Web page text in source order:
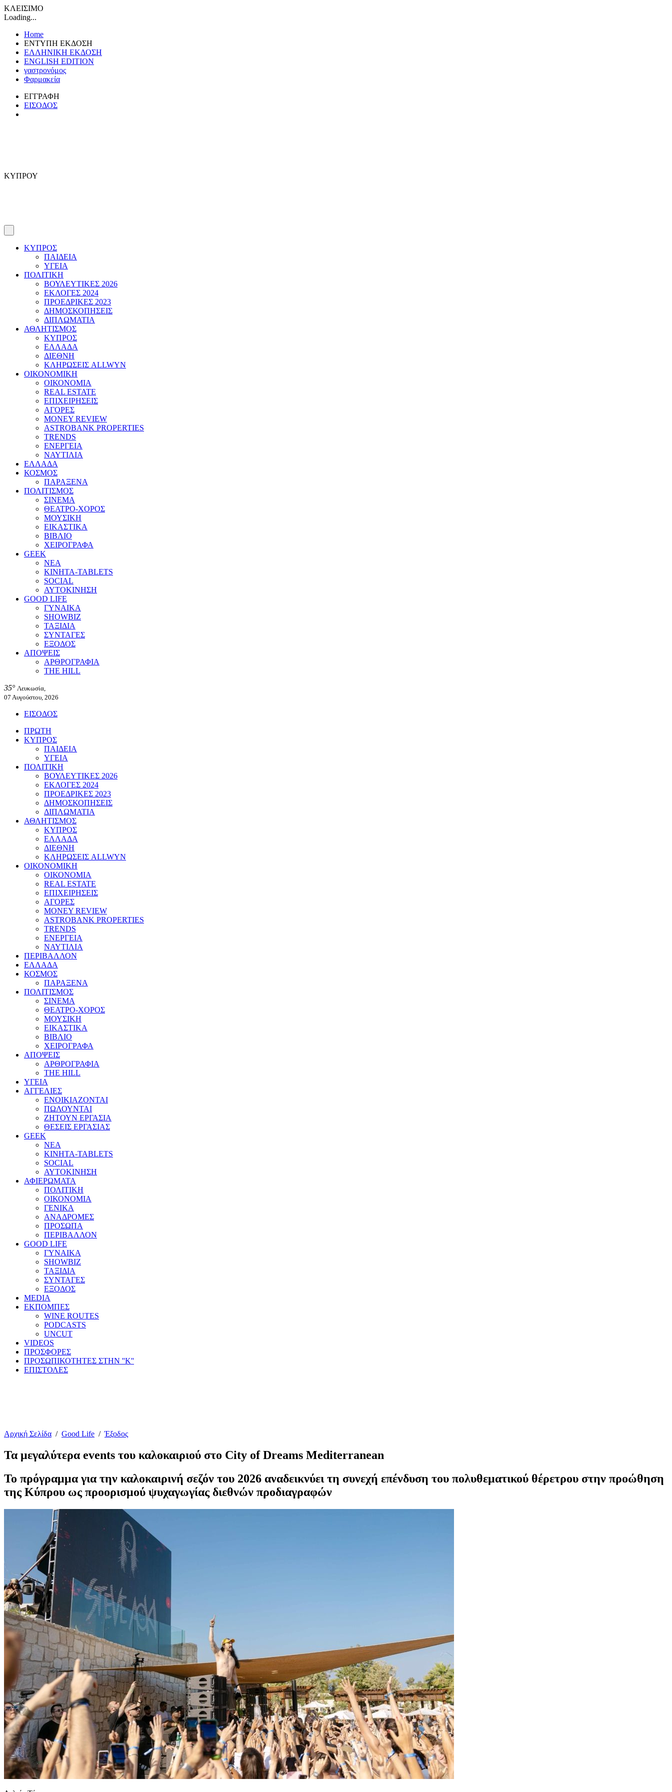
ΚΛΕΙΣΙΜΟ
Loading...
Home
ΕΝΤΥΠΗ ΕΚΔΟΣΗ
ΕΛΛΗΝΙΚΗ ΕΚΔΟΣΗ
ENGLISH EDITION
γαστρονόμος
Φαρμακεία
ΕΓΓΡΑΦΗ
ΕΙΣΟΔΟΣ
ΚΥΠΡΟΥ
ΚΥΠΡΟΣ
ΠΑΙΔΕΙΑ
ΥΓΕΙΑ
ΠΟΛΙΤΙΚΗ
ΒΟΥΛΕΥΤΙΚΕΣ 2026
ΕΚΛΟΓΕΣ 2024
ΠΡΟΕΔΡΙΚΕΣ 2023
ΔΗΜΟΣΚΟΠΗΣΕΙΣ
ΔΙΠΛΩΜΑΤΙΑ
ΑΘΛΗΤΙΣΜΟΣ
ΚΥΠΡΟΣ
ΕΛΛΑΔΑ
ΔΙΕΘΝΗ
ΚΛΗΡΩΣΕΙΣ ALLWYN
ΟΙΚΟΝΟΜΙΚΗ
ΟΙΚΟΝΟΜΙΑ
REAL ESTATE
ΕΠΙΧΕΙΡΗΣΕΙΣ
ΑΓΟΡΕΣ
MONEY REVIEW
ASTROBANK PROPERTIES
TRENDS
ΕΝΕΡΓΕΙΑ
ΝΑΥΤΙΛΙΑ
ΕΛΛΑΔΑ
ΚΟΣΜΟΣ
ΠΑΡΑΞΕΝΑ
ΠΟΛΙΤΙΣΜΟΣ
ΣΙΝΕΜΑ
ΘΕΑΤΡΟ-ΧΟΡΟΣ
ΜΟΥΣΙΚΗ
ΕΙΚΑΣΤΙΚΑ
ΒΙΒΛΙΟ
ΧΕΙΡΟΓΡΑΦΑ
GEEK
ΝΕΑ
ΚΙΝΗΤΑ-TABLETS
SOCIAL
ΑΥΤΟΚΙΝΗΣΗ
GOOD LIFE
ΓΥΝΑΙΚΑ
SHOWBIZ
ΤΑΞΙΔΙΑ
ΣΥΝΤΑΓΕΣ
ΕΞΟΔΟΣ
ΑΠΟΨΕΙΣ
ΑΡΘΡΟΓΡΑΦΙΑ
THE HILL
35° Λευκωσία,
07 Αυγούστου, 2026
ΕΙΣΟΔΟΣ
ΠΡΩΤΗ
ΚΥΠΡΟΣ
ΠΑΙΔΕΙΑ
ΥΓΕΙΑ
ΠΟΛΙΤΙΚΗ
ΒΟΥΛΕΥΤΙΚΕΣ 2026
ΕΚΛΟΓΕΣ 2024
ΠΡΟΕΔΡΙΚΕΣ 2023
ΔΗΜΟΣΚΟΠΗΣΕΙΣ
ΔΙΠΛΩΜΑΤΙΑ
ΑΘΛΗΤΙΣΜΟΣ
ΚΥΠΡΟΣ
ΕΛΛΑΔΑ
ΔΙΕΘΝΗ
ΚΛΗΡΩΣΕΙΣ ALLWYN
ΟΙΚΟΝΟΜΙΚΗ
ΟΙΚΟΝΟΜΙΑ
REAL ESTATE
ΕΠΙΧΕΙΡΗΣΕΙΣ
ΑΓΟΡΕΣ
MONEY REVIEW
ASTROBANK PROPERTIES
TRENDS
ΕΝΕΡΓΕΙΑ
ΝΑΥΤΙΛΙΑ
ΠΕΡΙΒΑΛΛΟΝ
ΕΛΛΑΔΑ
ΚΟΣΜΟΣ
ΠΑΡΑΞΕΝΑ
ΠΟΛΙΤΙΣΜΟΣ
ΣΙΝΕΜΑ
ΘΕΑΤΡΟ-ΧΟΡΟΣ
ΜΟΥΣΙΚΗ
ΕΙΚΑΣΤΙΚΑ
ΒΙΒΛΙΟ
ΧΕΙΡΟΓΡΑΦΑ
ΑΠΟΨΕΙΣ
ΑΡΘΡΟΓΡΑΦΙΑ
THE HILL
ΥΓΕΙΑ
ΑΓΓΕΛΙΕΣ
ΕΝΟΙΚΙΑΖΟΝΤΑΙ
ΠΩΛΟΥΝΤΑΙ
ΖΗΤΟΥΝ ΕΡΓΑΣΙΑ
ΘΕΣΕΙΣ ΕΡΓΑΣΙΑΣ
GEEK
ΝΕΑ
ΚΙΝΗΤΑ-TABLETS
SOCIAL
ΑΥΤΟΚΙΝΗΣΗ
ΑΦΙΕΡΩΜΑΤΑ
ΠΟΛΙΤΙΚΗ
ΟΙΚΟΝΟΜΙΑ
ΓΕΝΙΚΑ
ΑΝΑΔΡΟΜΕΣ
ΠΡΟΣΩΠΑ
ΠΕΡΙΒΑΛΛΟΝ
GOOD LIFE
ΓΥΝΑΙΚΑ
SHOWBIZ
ΤΑΞΙΔΙΑ
ΣΥΝΤΑΓΕΣ
ΕΞΟΔΟΣ
MEDIA
ΕΚΠΟΜΠΕΣ
WINE ROUTES
PODCASTS
UNCUT
VIDEOS
ΠΡΟΣΦΟΡΕΣ
ΠΡΟΣΩΠΙΚΟΤΗΤΕΣ ΣΤΗΝ ''Κ''
ΕΠΙΣΤΟΛΕΣ
Αρχική Σελίδα / Good Life /Έξοδος
Τα μεγαλύτερα events του καλοκαιριού στο City of Dreams Mediterranean
Το πρόγραμμα για την καλοκαιρινή σεζόν του 2026 αναδεικνύει τη συνεχή επένδυση του πολυθεματικού θέρετρου στην προώθηση
της Κύπρου ως προορισμού ψυχαγωγίας διεθνών προδιαγραφών